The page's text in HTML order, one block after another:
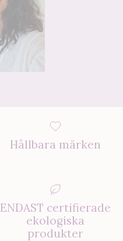
Hållbara märken
ENDAST certifierade
ekologiska
produkter